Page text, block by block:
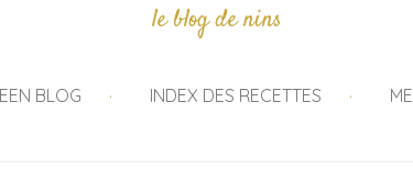
le blog de nins
BLOG INDEX DES RECETTES